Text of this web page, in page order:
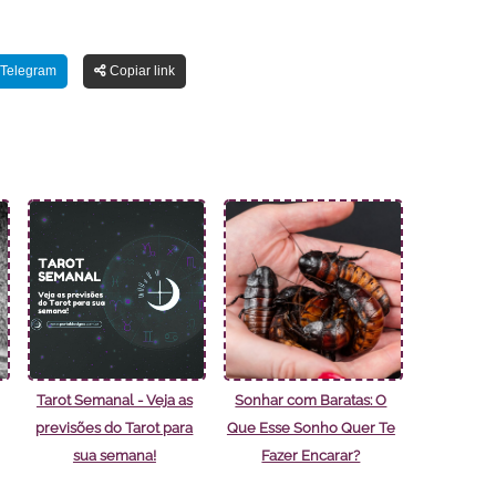
Copiar link
Tarot Semanal - Veja as
previsões do Tarot para
sua semana!
Sonhar com Baratas: O
Que Esse Sonho Quer Te
Fazer Encarar?